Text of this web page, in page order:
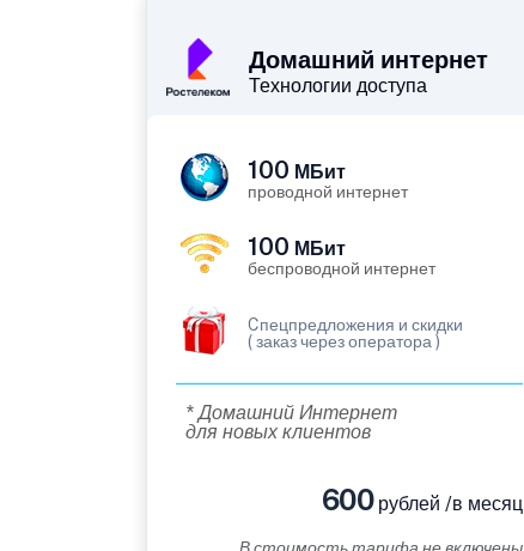
Домашний интернет
Технологии доступа
100 МБит
проводной интернет
100 МБит
беспроводной интернет
Cпецпредложения и скидки
( заказ через оператора )
* Домашний Интернет
для новых клиентов
600рублей /в месяц